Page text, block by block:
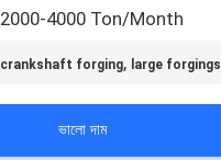
2000-4000 Ton/Month
crankshaft forging, large forgings
ভালো দাম